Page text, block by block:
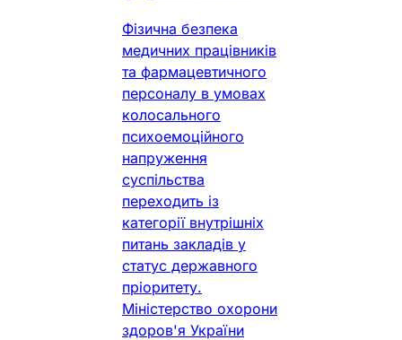
Фізична безпека
медичних працівників
та фармацевтичного
персоналу в умовах
колосального
психоемоційного
напруження
суспільства
переходить із
категорії внутрішніх
питань закладів у
статус державного
пріоритету.
Міністерство охорони
здоров'я України